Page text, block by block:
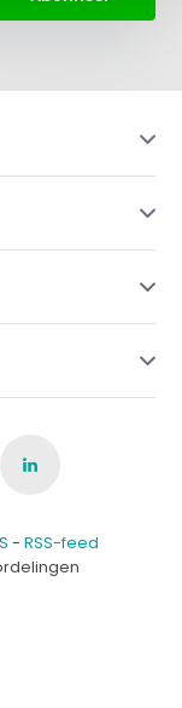
- RSS-feed